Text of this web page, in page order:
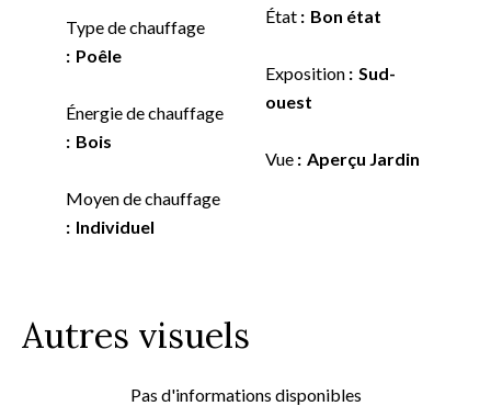
Type de chauffage
Poêle
Énergie de chauffage
Bois
Moyen de chauffage
Individuel
État Bon état
Exposition
Sud-
ouest
Vue Aperçu Jardin
Autres visuels
Pas d'informations disponibles